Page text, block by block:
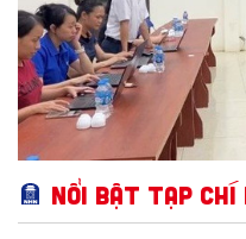
Nổi bật Tạp chí